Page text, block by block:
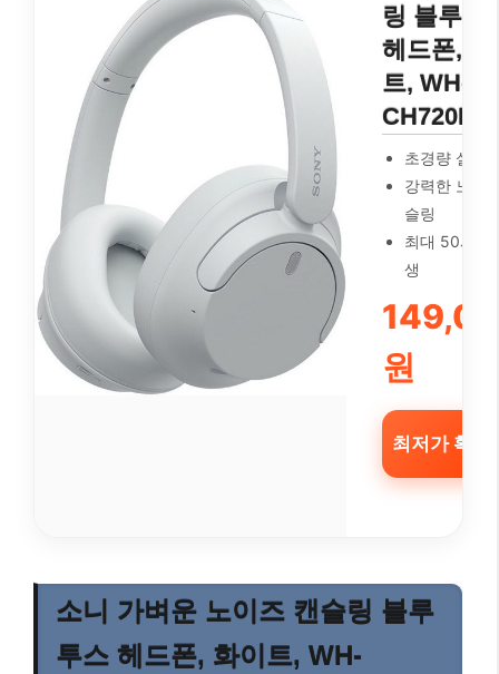
링 블루투
헤드폰, 화
트, WH-
CH720N
초경량 설계
강력한 노이
슬링
최대 50시간
생
원
최저가 확
소니 가벼운 노이즈 캔슬링 블루
투스 헤드폰, 화이트, WH-